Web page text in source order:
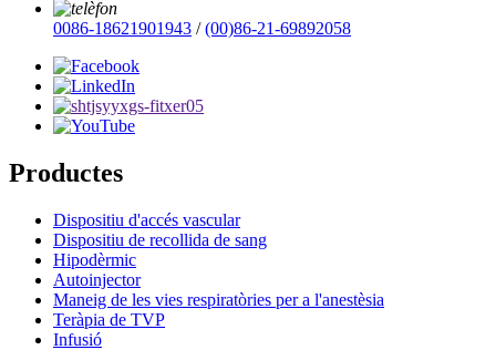
0086-18621901943 /(00)86-21-69892058
Productes
Dispositiu d'accés vascular
Dispositiu de recollida de sang
Hipodèrmic
Autoinjector
Maneig de les vies respiratòries per a l'anestèsia
Teràpia de TVP
Infusió